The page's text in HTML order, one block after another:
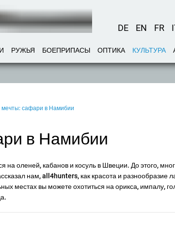
DE EN FR
РУЖЬЯ БОЕПРИПАСЫ ОПТИКА КУЛЬТУРА
мечты: сафари в Намибии
в Намибии
на оленей, кабанов и косуль в Швеции. До этого,
нам, all4hunters, как красота и разнообразие
местах вы можете охотиться на орикса, импалу,